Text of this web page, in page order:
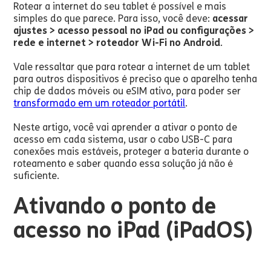
Rotear a internet do seu tablet é possível e mais
simples do que parece. Para isso, você deve: acessar
ajustes > acesso pessoal no iPad ou configurações >
rede e internet > roteador Wi-Fi no Android.
Vale ressaltar que para rotear a internet de um tablet
para outros dispositivos é preciso que o aparelho tenha
chip de dados móveis ou eSIM ativo, para poder ser
transformado em um roteador portátil.
Neste artigo, você vai aprender a ativar o ponto de
acesso em cada sistema, usar o cabo USB-C para
conexões mais estáveis, proteger a bateria durante o
roteamento e saber quando essa solução já não é
suficiente.
Ativando o ponto de
acesso no iPad (iPadOS)